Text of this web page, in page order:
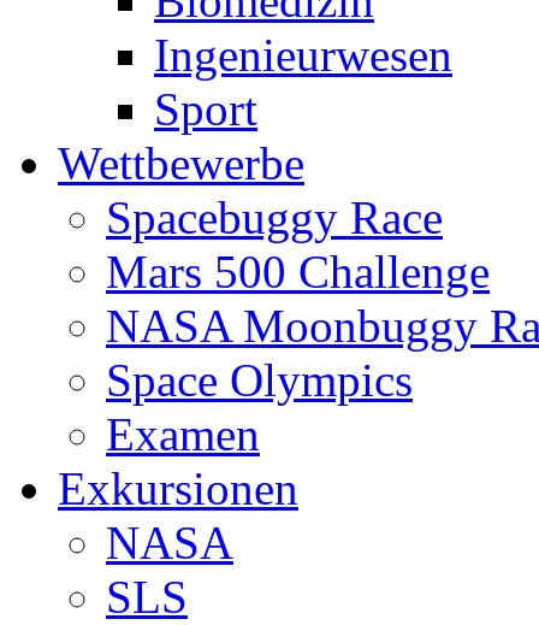
Ingenieurwesen
Sport
Wettbewerbe
Spacebuggy Race
Mars 500 Challenge
NASA Moonbuggy
Space Olympics
Examen
Exkursionen
NASA
SLS